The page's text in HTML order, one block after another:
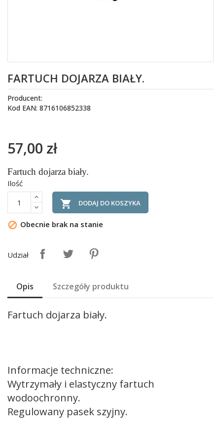
FARTUCH DOJARZA BIAŁY.
Producent:
Kod EAN: 8716106852338
57,00 zł
Fartuch dojarza biały.
Ilość
 DODAJ DO KOSZYKA
 Obecnie brak na stanie
Udział
Opis Szczegóły produktu
Fartuch dojarza biały.
Informacje techniczne:
Wytrzymały i elastyczny fartuch
wodoochronny.
Regulowany pasek szyjny.